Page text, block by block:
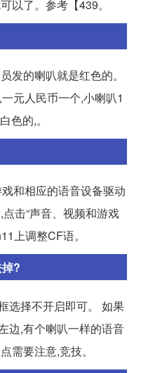
以了。参考【439。
发的喇叭就是红色的。
元人民币一个,小喇叭1
色的,。
和相应的语音设备驱动
击“声音、视频和游戏
上调整CF语。
?
选择不开启即可。 如果
边,有个喇叭一样的语音
需要注意,竞技。